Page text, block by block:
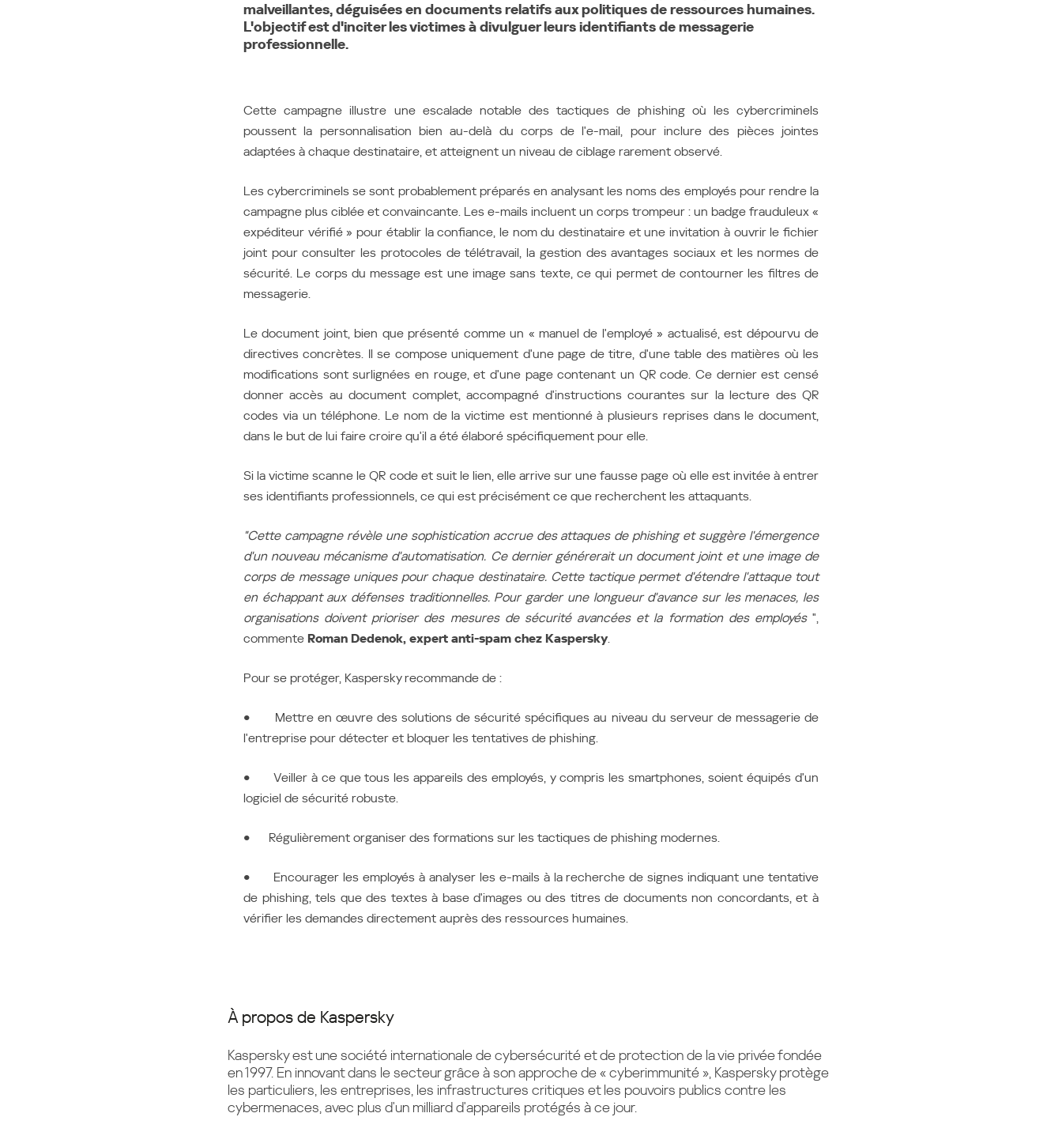
Україна (Ukraine)
Pour tous les autres
malveillantes, déguisées en documents relatifs aux politiques de ressources humaines.
L'objectif est d'inciter les victimes à divulguer leurs identifiants de messagerie
professionnelle.
Cette campagne illustre une escalade notable des tactiques de phishing où les cybercriminels
poussent la personnalisation bien au-delà du corps de l'e-mail, pour inclure des pièces jointes
adaptées à chaque destinataire, et atteignent un niveau de ciblage rarement observé.
Les cybercriminels se sont probablement préparés en analysant les noms des employés pour rendre la
campagne plus ciblée et convaincante. Les e-mails incluent un corps trompeur : un badge frauduleux «
expéditeur vérifié » pour établir la confiance, le nom du destinataire et une invitation à ouvrir le fichier
joint pour consulter les protocoles de télétravail, la gestion des avantages sociaux et les normes de
sécurité. Le corps du message est une image sans texte, ce qui permet de contourner les filtres de
messagerie.
Le document joint, bien que présenté comme un « manuel de l'employé » actualisé, est dépourvu de
directives concrètes. Il se compose uniquement d'une page de titre, d'une table des matières où les
modifications sont surlignées en rouge, et d'une page contenant un QR code. Ce dernier est censé
donner accès au document complet, accompagné d'instructions courantes sur la lecture des QR
codes via un téléphone. Le nom de la victime est mentionné à plusieurs reprises dans le document,
dans le but de lui faire croire qu'il a été élaboré spécifiquement pour elle.
Si la victime scanne le QR code et suit le lien, elle arrive sur une fausse page où elle est invitée à entrer
ses identifiants professionnels, ce qui est précisément ce que recherchent les attaquants.
"Cette campagne révèle une sophistication accrue des attaques de phishing et suggère l'émergence
d'un nouveau mécanisme d'automatisation. Ce dernier générerait un document joint et une image de
corps de message uniques pour chaque destinataire. Cette tactique permet d'étendre l'attaque tout
en échappant aux défenses traditionnelles. Pour garder une longueur d'avance sur les menaces, les
organisations doivent prioriser des mesures de sécurité avancées et la formation des employés ",
commente Roman Dedenok, expert anti-spam chez Kaspersky.
Pour se protéger, Kaspersky recommande de :
● Mettre en œuvre des solutions de sécurité spécifiques au niveau du serveur de messagerie de
l'entreprise pour détecter et bloquer les tentatives de phishing.
● Veiller à ce que tous les appareils des employés, y compris les smartphones, soient équipés d'un
logiciel de sécurité robuste.
● Régulièrement organiser des formations sur les tactiques de phishing modernes.
● Encourager les employés à analyser les e-mails à la recherche de signes indiquant une tentative
de phishing, tels que des textes à base d'images ou des titres de documents non concordants, et à
vérifier les demandes directement auprès des ressources humaines.
À propos de Kaspersky
Kaspersky est une société internationale de cybersécurité et de protection de la vie privée fondée
en 1997. En innovant dans le secteur grâce à son approche de « cyberimmunité », Kaspersky protège
les particuliers, les entreprises, les infrastructures critiques et les pouvoirs publics contre les
cybermenaces, avec plus d'un milliard d'appareils protégés à ce jour.